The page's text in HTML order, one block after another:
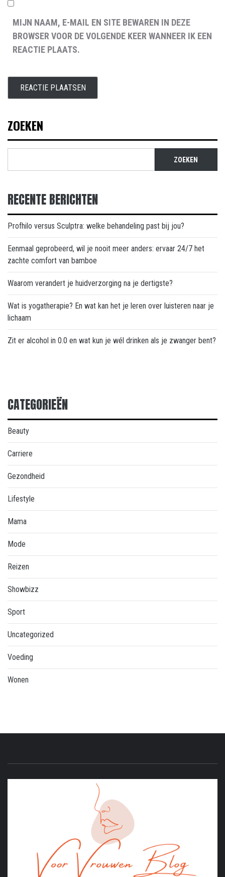
MIJN NAAM, E-MAIL EN SITE BEWAREN IN DEZE
BROWSER VOOR DE VOLGENDE KEER WANNEER IK EEN
REACTIE PLAATS.
ZOEKEN
ZOEKEN
RECENTE BERICHTEN
Profhilo versus Sculptra: welke behandeling past bij jou?
Eenmaal geprobeerd, wil je nooit meer anders: ervaar 24/7 het
zachte comfort van bamboe
Waarom verandert je huidverzorging na je dertigste?
Wat is yogatherapie? En wat kan het je leren over luisteren naar je
lichaam
Zit er alcohol in 0.0 en wat kun je wél drinken als je zwanger bent?
CATEGORIEËN
Beauty
Carriere
Gezondheid
Lifestyle
Mama
Mode
Reizen
Showbizz
Sport
Uncategorized
Voeding
Wonen